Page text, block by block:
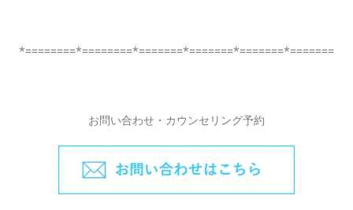
*========*========*=======*=======*=======*=======
お問い合わせ・カウンセリング予約